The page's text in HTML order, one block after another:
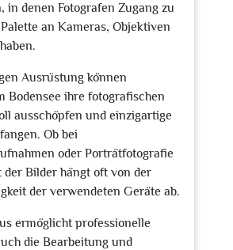
in denen Fotografen Zugang zu
an Kameras, Objektiven
Ausrüstung können
Bodensee ihre fotografischen
ausschöpfen und einzigartige
Ob bei
oder Porträtfotografie
der Bilder hängt oft von der
der verwendeten Geräte ab.
ermöglicht professionelle
die Bearbeitung und